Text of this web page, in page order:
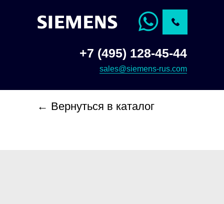
+7 (495) 128-45-44
sales@siemens-rus.com
← Вернуться в каталог